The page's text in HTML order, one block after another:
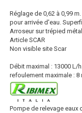
Réglage de 0,62 à 0,99
pour arrivée d'eau.
Arroseur sur trépied
Article SCAR
Non visible site Scar
Débit maximal : 13000 L/
refoulement maximale : 8
Pompe de relevage eaux